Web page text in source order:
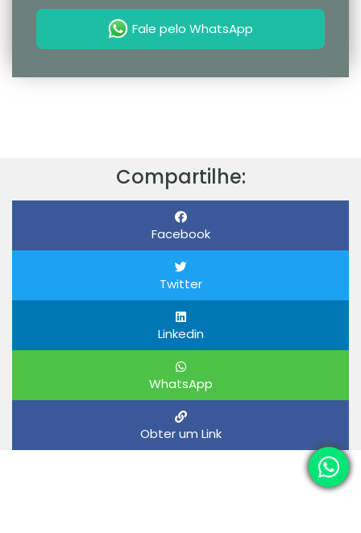
Fale pelo WhatsApp
Compartilhe:
Facebook
Twitter
Linkedin
WhatsApp
Obter um Link